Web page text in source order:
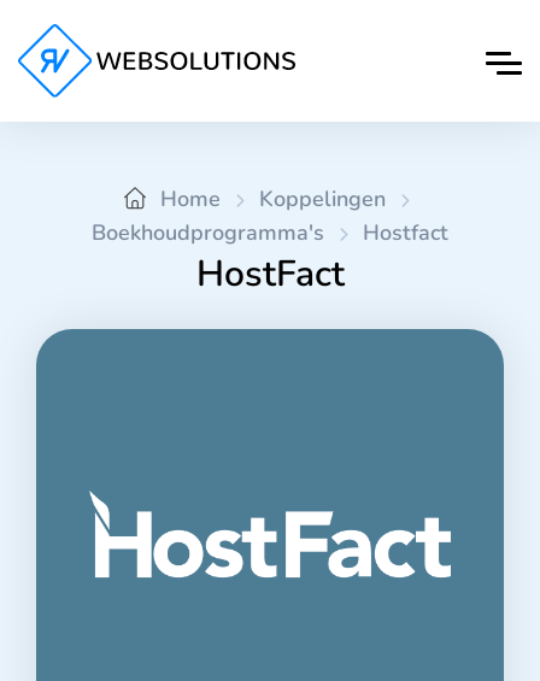
Home
Koppelingen
Boekhoudprogramma's
Hostfact
HostFact